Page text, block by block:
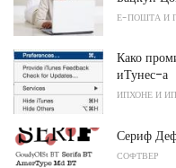
Е-ПОШТА И
Како
иТунес-а
ИПХОНЕ И
Сериф
СОФТВЕР